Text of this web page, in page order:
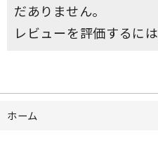
だありません。
レビューを評価するには
ホーム